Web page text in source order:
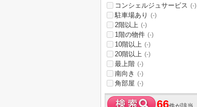
コンシェルジュサービス (-)
駐車場あり (-)
2階以上 (-)
1階の物件 (-)
10階以上 (-)
20階以上 (-)
最上階 (-)
南向き (-)
角部屋 (-)
66